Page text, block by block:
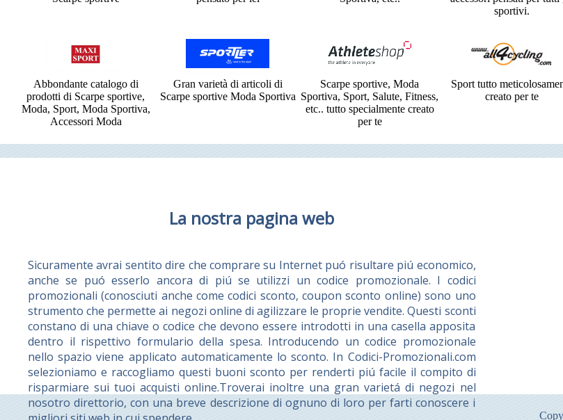
sportivi.
Abbondante catalogo di
prodotti di Scarpe sportive,
Moda, Sport, Moda Sportiva,
Accessori Moda
Gran varietà di articoli di
Scarpe sportive Moda Sportiva
Scarpe sportive, Moda
Sportiva, Sport, Salute, Fitness,
etc.. tutto specialmente creato
per te
Sport tutto
creato per te
La nostra pagina web
Sicuramente avrai sentito dire che comprare su Internet puó risultare piú economico,
anche se puó esserlo ancora di piú se utilizzi un codice promozionale. I codici
promozionali (conosciuti anche come codici sconto, coupon sconto online) sono uno
strumento che permette ai negozi online di agilizzare le proprie vendite. Questi sconti
constano di una chiave o codice che devono essere introdotti in una casella apposita
dentro il rispettivo formulario della spesa. Introducendo un codice promozionale
nello spazio viene applicato automaticamente lo sconto. In Codici-Promozionali.com
selezioniamo e raccogliamo questi buoni sconto per renderti piú facile il compito di
risparmiare sui tuoi acquisti online.Troverai inoltre una gran varietá di negozi nel
nosotro direttorio, con una breve descrizione di ognuno di loro per farti conoscere i